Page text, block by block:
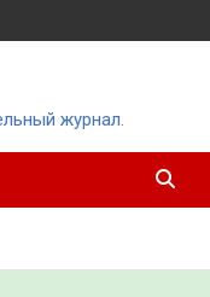
журнал.